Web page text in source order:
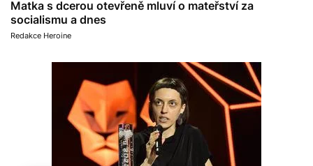
Matka s dcerou otevřeně mluví o mateřství za
socialismu a dnes
Redakce Heroine